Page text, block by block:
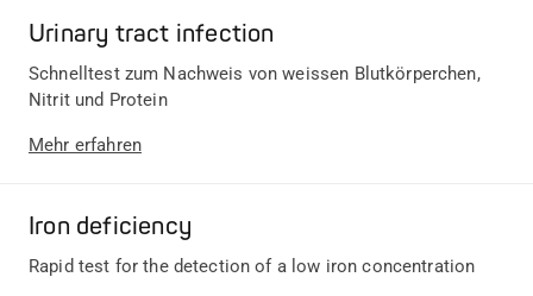
Urinary tract infection
Schnelltest zum Nachweis von weissen Blutkörperchen,
Nitrit und Protein
Mehr erfahren
Iron deficiency
Rapid test for the detection of a low iron concentration